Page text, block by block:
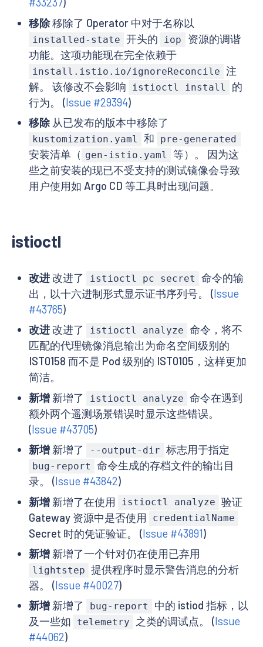
移除移除了 Operator 中对于名称以
installed-state 开头的 iop
资源的调谐
功能。这项功能现在完全依赖于
install.istio.io/ignoreReconcile 注
解。 该修改不会影响
istioctl install
的
行为。 (Issue #29394)
移除从已发布的版本中移除了
kustomization.yaml 和 pre-generated
安装清单（ gen-istio.yaml
等）。 因为这
些之前安装的现已不受支持的测试镜像会导致
用户使用如 Argo CD 等工具时出现问题。
istioctl
改进改进了 istioctl pc secret
命令的输
出，以十六进制形式显示证书序列号。 (Issue
#43765)
改进改进了 istioctl analyze 命令，将不
匹配的代理镜像消息输出为命名空间级别的
IST0158 而不是 Pod 级别的 IST0105，这样更加
简洁。
新增新增了 istioctl analyze 命令在遇到
额外两个遥测场景错误时显示这些错误。
(Issue #43705)
新增新增了 --output-dir 标志用于指定
bug-report
命令生成的存档文件的输出目
录。 (Issue #43842)
新增新增了在使用 istioctl analyze 验证
Gateway 资源中是否使用
credentialName
Secret 时的凭证验证。 (Issue #43891)
新增新增了一个针对仍在使用已弃用
lightstep 提供程序时显示警告消息的分析
器。 (Issue #40027)
新增新增了 bug-report
中的 istiod 指标，以
及一些如
telemetry 之类的调试点。 (Issue
#44062)